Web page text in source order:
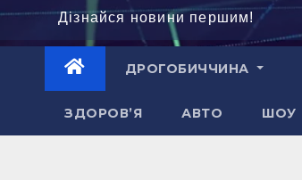
Дізнайся новини першим!
ДРОГОБИЧЧИНА
ЗДОРОВ’Я АВТО ШОУ